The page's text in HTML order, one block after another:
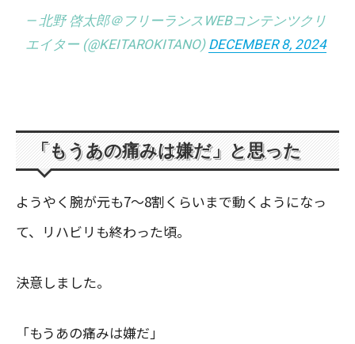
— 北野 啓太郎＠フリーランスWEBコンテンツクリ
エイター (@KEITAROKITANO) DECEMBER 8, 2024
「もうあの痛みは嫌だ」と思った
ようやく腕が元も7〜8割くらいまで動くようになっ
て、リハビリも終わった頃。
決意しました。
「もうあの痛みは嫌だ」